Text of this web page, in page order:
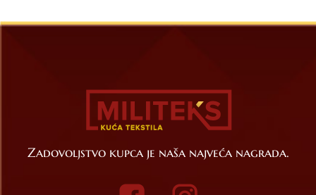
Zadovoljstvo kupca je naša najveća nagrada.